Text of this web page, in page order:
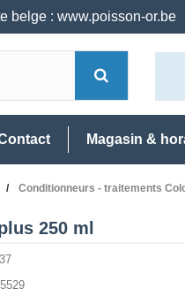
belge : www.poisson-or.be
Magasin &
Conditionneurs - traitements
250 ml